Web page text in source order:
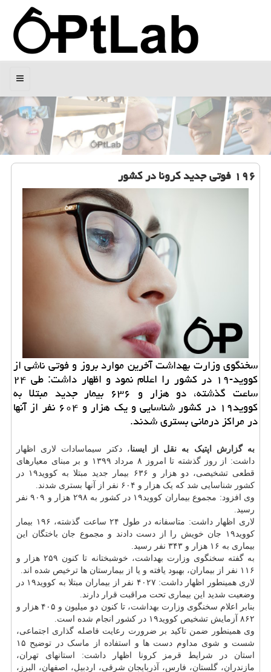
منو
۱۹۶ فوتی جدید كرونا در كشور
سخنگوی وزارت بهداشت آخرین موارد بروز و فوتی ناشی از
كووید-۱۹ در كشور را اعلام نمود و اظهار داشت: طی ۲۴
ساعت گذشته، دو هزار و ۶۳۶ بیمار جدید مبتلا به
كووید۱۹ در كشور شناسایی و یك هزار و ۶۰۴ نفر از آنها
در مراكز درمانی بستری شدند.
به گزارش اپتیک به نقل از ایسنا، دکتر سیماسادات لاری اظهار
داشت: از روز گذشته تا امروز ۸ مرداد ۱۳۹۹ و بر مبنای معیارهای
قطعی تشخیصی، دو هزار و ۶۳۶ بیمار جدید مبتلا به کووید۱۹ در
کشور شناسایی شد که یک هزار و ۶۰۴ نفر از آنها بستری شدند.
وی افزود: مجموع بیماران کووید۱۹ در کشور به ۲۹۸ هزار و ۹۰۹ نفر
رسید.
لاری اظهار داشت: متاسفانه در طول ۲۴ ساعت گذشته، ۱۹۶ بیمار
کووید۱۹ جان خویش را از دست دادند و مجموع جان باختگان این
بیماری به ۱۶ هزار و ۳۴۳ نفر رسید.
به گفته سخنگوی وزارت بهداشت، خوشبختانه تا کنون ۲۵۹ هزار و
۱۱۶ نفر از بیماران، بهبود یافته و یا از بیمارستان ها ترخیص شده اند.
لاری همینطور اظهار داشت: ۴۰۲۷ نفر از بیماران مبتلا به کووید۱۹ در
وضعیت شدید این بیماری تحت مراقبت قرار دارند.
بنابر اعلام سخنگوی وزارت بهداشت
، تا کنون دو میلیون و ۴۰۵ هزار و
۸۶۲ آزمایش تشخیص کووید۱۹ در کشور انجام شده است.
وی همینطور ضمن تاکید بر ضرورت رعایت فاصله گذاری اجتماعی،
شست و شوی مداوم دست ها و استفاده از ماسک در توضیح ۱۵
استان در شرایط قرمز کرونا اظهار داشت: استانهای تهران،
مازندران، گلستان، فارس، آذربایجان شرقی، اردبیل، اصفهان، البرز،